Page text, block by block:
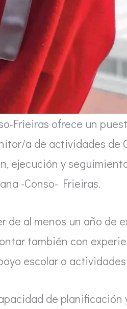
Frieiras ofrece un
a de actividades de
ejecución y
-Conso- Frieiras.
de al menos un año de
también con
escolar o
de planificación